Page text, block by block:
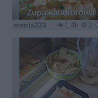
Zupa kalafiorowa
1.4k 3
mania233